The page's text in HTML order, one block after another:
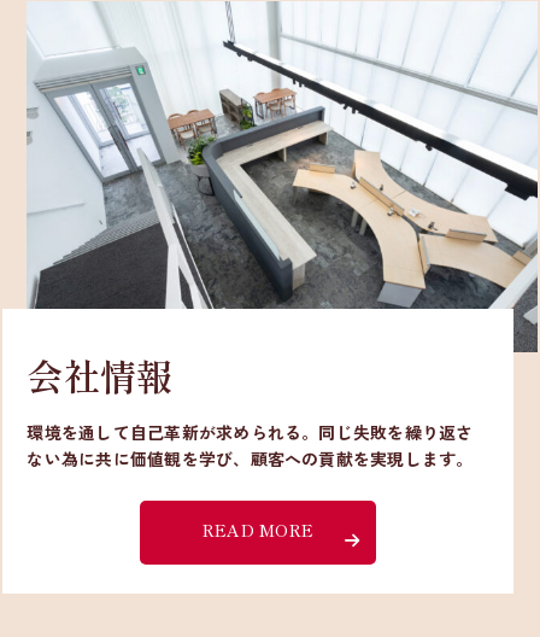
会社情報
環境を通して自己革新が求められる。同じ失敗を繰り返さ
ない為に共に価値観を学び、顧客への貢献を実現します。
READ MORE